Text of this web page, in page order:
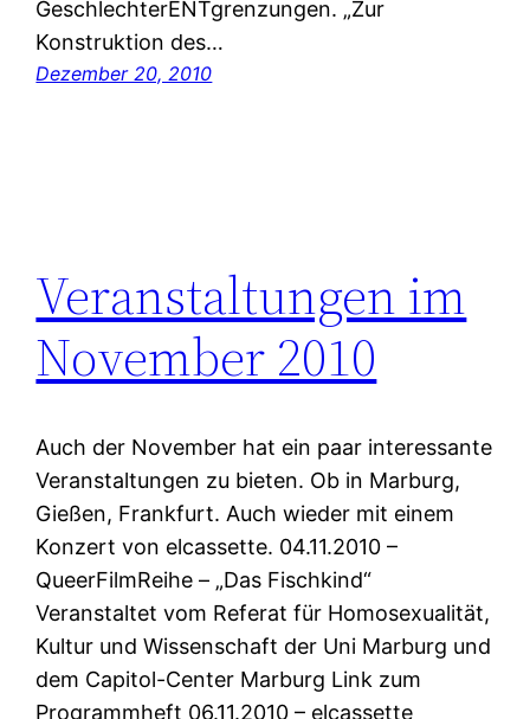
GeschlechterENTgrenzungen. „Zur
Konstruktion des…
Dezember 20, 2010
Veranstaltungen im
November 2010
Auch der November hat ein paar interessante
Veranstaltungen zu bieten. Ob in Marburg,
Gießen, Frankfurt. Auch wieder mit einem
Konzert von elcassette. 04.11.2010 –
QueerFilmReihe – „Das Fischkind“
Veranstaltet vom Referat für Homosexualität,
Kultur und Wissenschaft der Uni Marburg und
dem Capitol-Center Marburg Link zum
Programmheft 06.11.2010 – elcassette